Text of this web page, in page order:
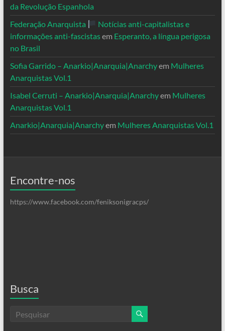
da Revolução Espanhola
Federação Anarquista
Notícias anti-capitalistas e
informações anti-fascistasem Esperanto, a língua perigosa
no Brasil
Sofia Garrido – Anarkio|Anarquia|Anarchyem Mulheres
Anarquistas Vol.1
Isabel Cerruti – Anarkio|Anarquia|Anarchyem Mulheres
Anarquistas Vol.1
Anarkio|Anarquia|Anarchyem Mulheres Anarquistas Vol.1
Encontre-nos
https://www.facebook.com/feniksonigracps/
Busca